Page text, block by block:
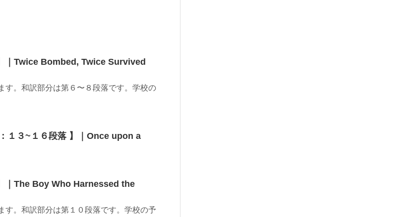
｜Twice Bombed, Twice Survived
す。和訳部分は第６〜８段落です。学校の
１３~１６段落 】｜Once upon a
｜The Boy Who Harnessed the
。和訳部分は第１０段落です。学校の予